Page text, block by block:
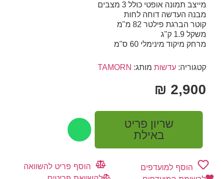
מייצב תמונה אופטי כולל 3 מצבים
מבנה העדשה דוחה לחות
קוטר הברגת פילטר 82 מ"מ
משקל 1.9 ק"ג
מרחק מיקוד מינימלי 60 ס"מ
קטגוריה: עדשות מותג: TAMORN
₪ 2,900
שריון פריט
באילת
הוסף למועדפים
הוסף פריט להשוואה